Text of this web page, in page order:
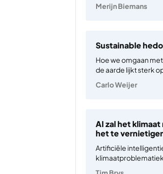
2030 haalt minder
we wel op de juiste…
Merijn Biemans
Sustainable
Hoe we omgaan
de aarde lijkt sterk
problemen aanpakt.
innoveren. De
Carlo Weijer
AI zal het
het te
Artificiële